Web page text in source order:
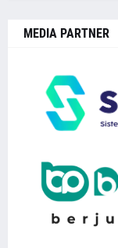
MEDIA PARTNER